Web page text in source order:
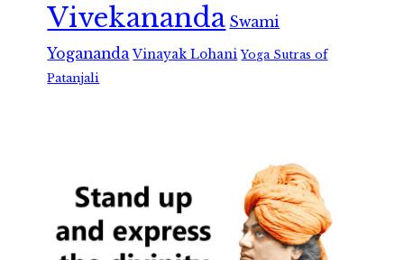
Vivekananda Swami
Yogananda Vinayak Lohani Yoga Sutras of
Patanjali